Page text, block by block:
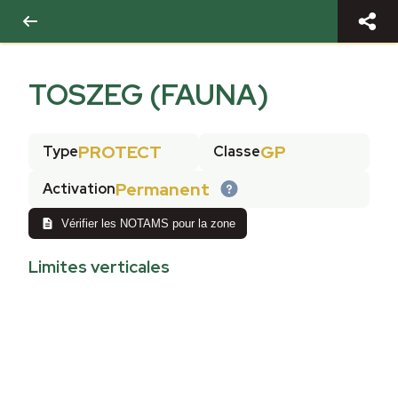
TOSZEG (FAUNA)
TypePROTECT ClasseGP
ActivationPermanent
Vérifier les NOTAMS pour la zone
Limites verticales